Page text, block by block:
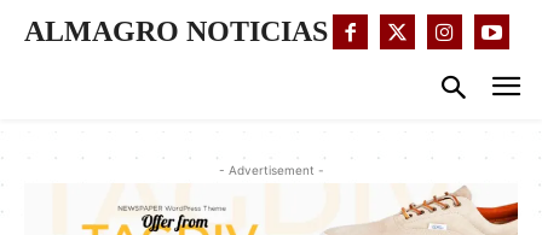
ALMAGRO NOTICIAS
- Advertisement -